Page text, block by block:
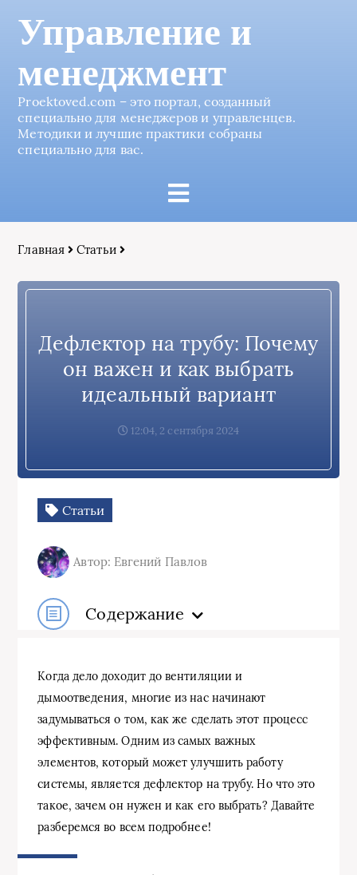
Управление и
менеджмент
Proektoved.com – это портал, созданный
специально для менеджеров и управленцев.
Методики и лучшие практики собраны
специально для вас.
Главная Статьи
Дефлектор на трубу: Почему
он важен и как выбрать
идеальный вариант
12:04, 2 сентября 2024
Статьи
Автор: Евгений Павлов
Содержание
Когда дело доходит до вентиляции и
дымоотведения, многие из нас начинают
задумываться о том, как же сделать этот процесс
эффективным. Одним из самых важных
элементов, который может улучшить работу
системы, является дефлектор на трубу. Но что это
такое, зачем он нужен и как его выбрать? Давайте
разберемся во всем подробнее!